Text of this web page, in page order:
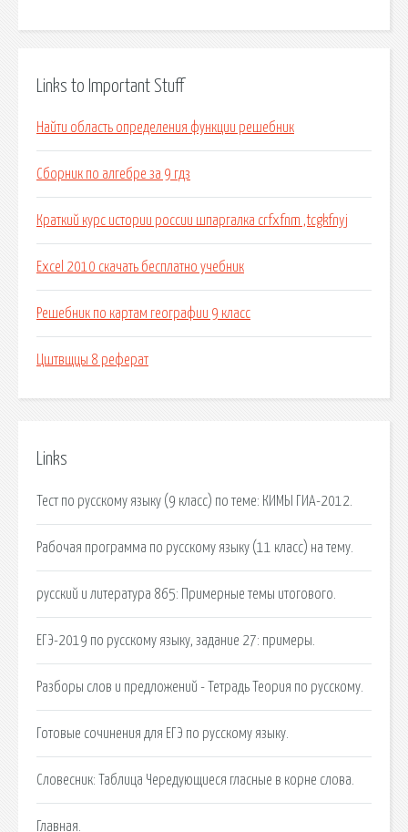
Links to Important Stuff
Найти область определения функции решебник
Сборник по алгебре за 9 гдз
Краткий курс истории россии шпаргалка crfxfnm ,tcgkfnyj
Excel 2010 скачать бесплатно учебник
Решебник по картам географии 9 класс
Цштвщцы 8 реферат
Links
Тест по русскому языку (9 класс) по теме: КИМЫ ГИА-2012.
Рабочая программа по русскому языку (11 класс) на тему.
русский и литература 865: Примерные темы итогового.
ЕГЭ-2019 по русскому языку, задание 27: примеры.
Разборы слов и предложений - Тетрадь Теория по русскому.
Готовые сочинения для ЕГЭ по русскому языку.
Словесник: Таблица Чередующиеся гласные в корне слова.
Главная.